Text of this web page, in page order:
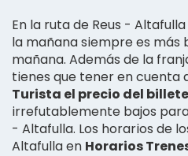
En la ruta de Reus -
la mañana siempre es más
mañana. Además de la
tienes que tener en cuenta
Turista el precio del
irrefutablemente bajos
- Altafulla. Los horarios de
Altafulla en Horarios